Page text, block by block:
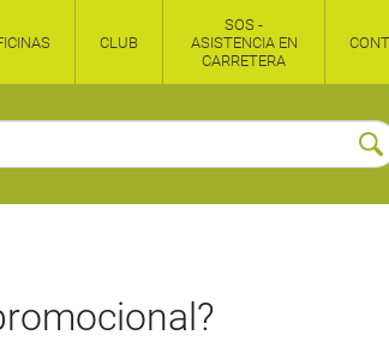
CLUB
SOS -
ASISTENCIA EN
CARRETERA